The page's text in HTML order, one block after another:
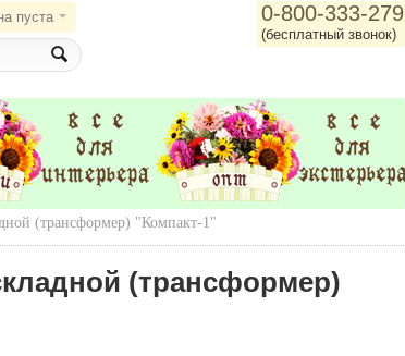
пуста 0-800-333-279
(бесплатный звонок)
(трансформер) "Компакт-1"
(трансформер)